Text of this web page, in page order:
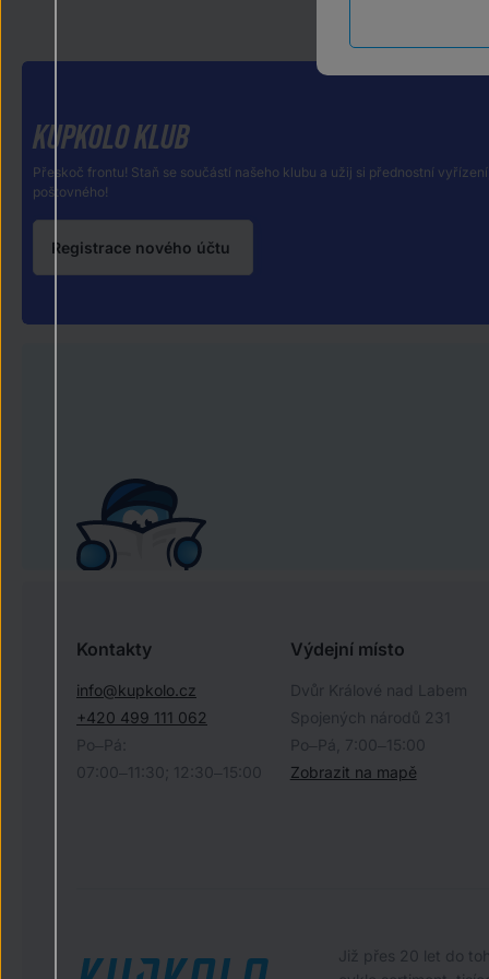
KUPKOLO KLUB
Přeskoč frontu! Staň se součástí našeho klubu a užij si přednostní
poštovného!
Registrace nového účtu
Kontakty
info@kupkolo.cz
+420 499 111 062
Po–Pá:
07:00–11:30; 12:30–15:00
Výdejní místo
Dvůr Králové nad Labem
Spojených národů 231
Po–Pá, 7:00–15:00
Zobrazit na mapě
Již přes 20 let do